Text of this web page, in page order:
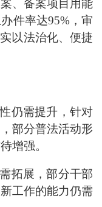
、备案项目用能
件率达95%，审
实以法治化、便捷
仍需提升，针对
部分普法活动形
增强。
拓展，部分干部
工作的能力仍需